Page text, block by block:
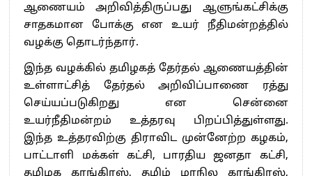
ஆணையம் அறிவித்திருப்பது ஆளுங்கட்சிக்கு
சாதகமான போக்கு என உயர் நீதிமன்றத்தில்
வழக்கு தொடர்ந்தார்.
இந்த வழக்கில் தமிழகத் தேர்தல் ஆணையத்தின்
உள்ளாட்சித் தேர்தல் அறிவிப்பாணை ரத்து
செய்யப்படுகிறது என சென்னை
உயர்நீதிமன்றம் உத்தரவு பிறப்பித்துள்ளது.
இந்த உத்தரவிற்கு திராவிட முன்னேற்ற கழகம்,
பாட்டாளி மக்கள் கட்சி, பாரதிய ஜனதா கட்சி,